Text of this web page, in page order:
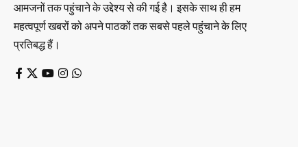
आमजनों तक पहुंचाने के उद्देश्य से की गई है। इसके साथ ही हम
महत्वपूर्ण खबरों को अपने पाठकों तक सबसे पहले पहुंचाने के लिए
प्रतिबद्ध हैं।